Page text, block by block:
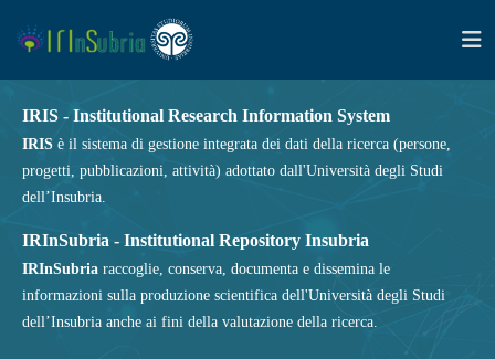
IRIS - Institutional Research Information System
IRIS è il sistema di gestione integrata dei dati della ricerca (persone,
progetti, pubblicazioni, attività) adottato dall'Università degli Studi
dell’Insubria.
IRInSubria - Institutional Repository Insubria
IRInSubria raccoglie, conserva, documenta e dissemina le
informazioni sulla produzione scientifica dell'Università degli Studi
dell’Insubria anche ai fini della valutazione della ricerca.